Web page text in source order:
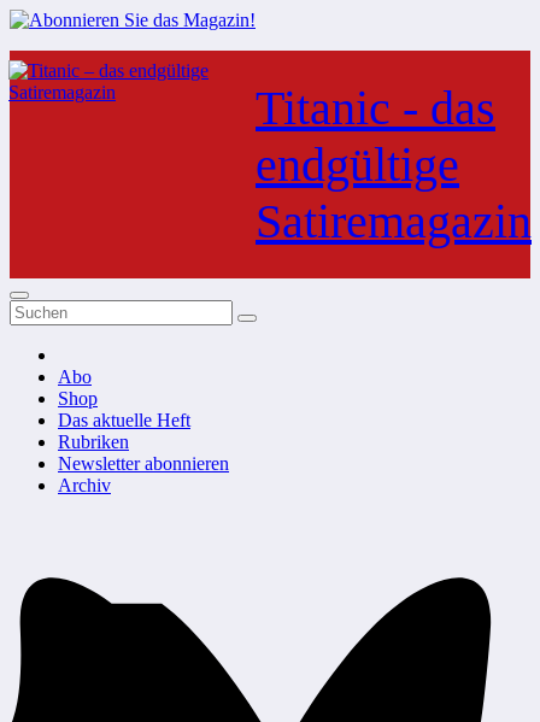
Zum
Inhalt
springen
Titanic - das
endgültige
Satiremagazin
Abo
Shop
Das aktuelle Heft
Rubriken
Newsletter abonnieren
Archiv